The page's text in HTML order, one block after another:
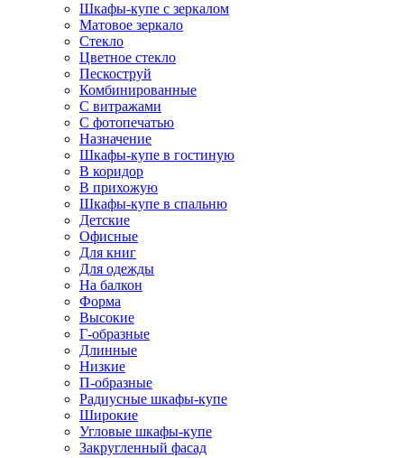
Шкафы-купе с зеркалом
Матовое зеркало
Стекло
Цветное стекло
Пескоструй
Комбинированные
С витражами
С фотопечатью
Назначение
Шкафы-купе в гостиную
В коридор
В прихожую
Шкафы-купе в спальню
Детские
Офисные
Для книг
Для одежды
На балкон
Форма
Высокие
Г-образные
Длинные
Низкие
П-образные
Радиусные шкафы-купе
Широкие
Угловые шкафы-купе
Закругленный фасад